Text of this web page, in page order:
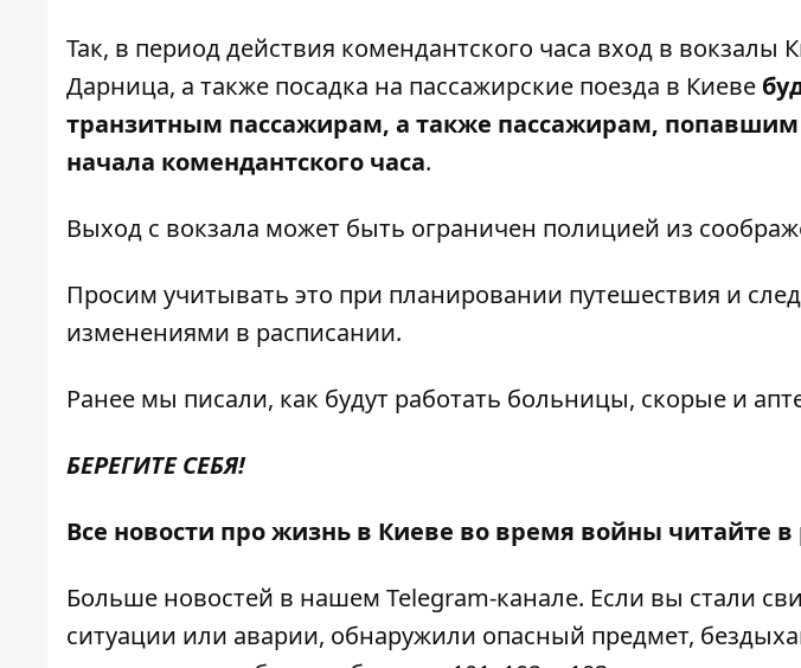
Так, в период действия комендантского часа вход в вокзалы
Дарница, а также посадка на пассажирские поезда в Киеве
транзитным пассажирам, а также пассажирам, попавшим
начала комендантского часа.
Выход с вокзала может быть ограничен полицией из
Просим учитывать это при планировании путешествия и
изменениями в расписании.
Ранее мы писали, как будут работать больницы, скорые и
БЕРЕГИТЕ СЕБЯ!
Все новости про жизнь в Киеве во время войны читайте
Больше новостей в нашем Telegram-канале. Если вы стали
ситуации или аварии, обнаружили опасный предмет,